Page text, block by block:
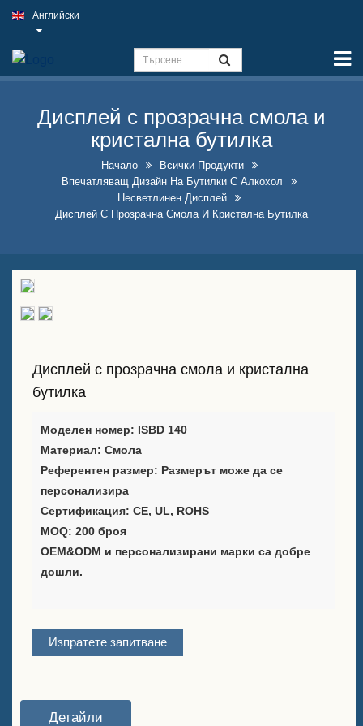
Възможности
Външен табела на пъб
Вътрешни бизнес табели на
най-добра цена
Впечатляващ дизайн на
бутилки с алкохол
Доставчик на решения за
Стойка за персонализирано
меню за маса
Ледена кофа
Аксесоари за бар
Отварачка за бутилки на
За нас
Служба
Английски
Дисплей с прозрачна смола и
кристална бутилка
Начало
Всички Продукти
Впечатляващ Дизайн На Бутилки С Алкохол
Несветлинен Дисплей
Дисплей С Прозрачна Смола И Кристална Бутилка
Дисплей с прозрачна смола и кристална
бутилка
Моделен номер: ISBD 140
Материал: Смола
Референтен размер: Размерът може да се
персонализира
Сертификация: CE, UL, ROHS
MOQ: 200 броя
OEM&ODM и персонализирани марки са добре
дошли.
Изпратете запитване
Детайли